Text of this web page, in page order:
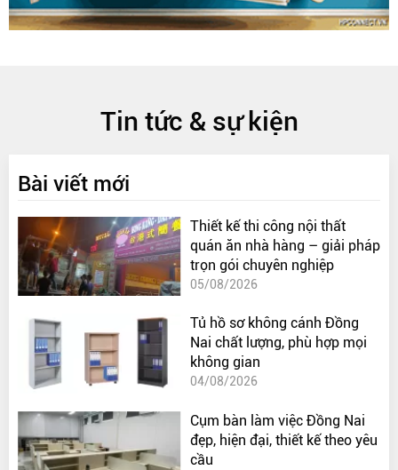
Tin tức & sự kiện
Bài viết mới
Thiết kế thi công nội thất
quán ăn nhà hàng – giải pháp
trọn gói chuyên nghiệp
05/08/2026
Tủ hồ sơ không cánh Đồng
Nai chất lượng, phù hợp mọi
không gian
04/08/2026
Cụm bàn làm việc Đồng Nai
đẹp, hiện đại, thiết kế theo yêu
cầu